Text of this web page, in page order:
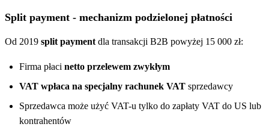
Split payment - mechanizm podzielonej płatności
Od 2019 split payment dla transakcji B2B powyżej 15 000 zł:
Firma płaci netto przelewem zwykłym
VAT wpłaca na specjalny rachunek VAT sprzedawcy
Sprzedawca może użyć VAT-u tylko do zapłaty VAT do US lub
kontrahentów